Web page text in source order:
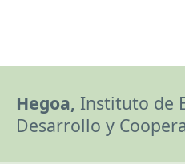
Hegoa, Instituto de
Desarrollo y